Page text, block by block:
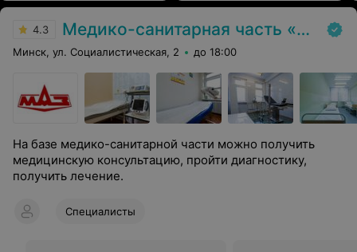
4.3 Медико-санитарная часть «МАЗ»
Минск, ул. Социалистическая, 2 до 18:00
На базе медико-санитарной части можно получить
медицинскую консультацию, пройти диагностику,
получить лечение.
Специалисты